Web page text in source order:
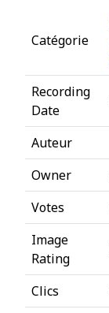
Catégorie
Recording
Date
Auteur
Owner
Votes
Image
Rating
Clics